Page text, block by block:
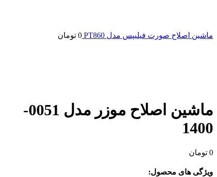
ماشین اصلاح صورت فیلیپس مدل PT860 0 تومان
ماشین اصلاح موزر مدل 0051-
1400
0 تومان
ویژگی های محصول: